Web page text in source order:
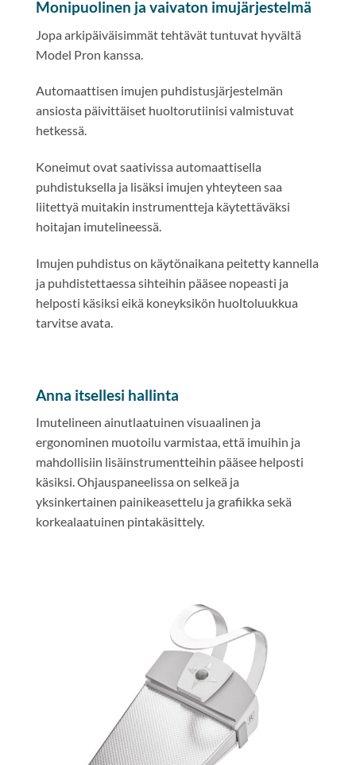
Monipuolinen ja vaivaton imujärjestelmä
Jopa arkipäiväisimmät tehtävät tuntuvat hyvältä
Model Pron kanssa.
Automaattisen imujen puhdistusjärjestelmän
ansiosta päivittäiset huoltorutiinisi valmistuvat
hetkessä.
Koneimut ovat saativissa automaattisella
puhdistuksella ja lisäksi imujen yhteyteen saa
liitettyä muitakin instrumentteja käytettäväksi
hoitajan imutelineessä.
Imujen puhdistus on käytönaikana peitetty kannella
ja puhdistettaessa sihteihin pääsee nopeasti ja
helposti käsiksi eikä koneyksikön huoltoluukkua
tarvitse avata.
Anna itsellesi hallinta
Imutelineen ainutlaatuinen visuaalinen ja
ergonominen muotoilu varmistaa, että imuihin ja
mahdollisiin lisäinstrumentteihin pääsee helposti
käsiksi. Ohjauspaneelissa on selkeä ja
yksinkertainen painikeasettelu ja grafiikka sekä
korkealaatuinen pintakäsittely.